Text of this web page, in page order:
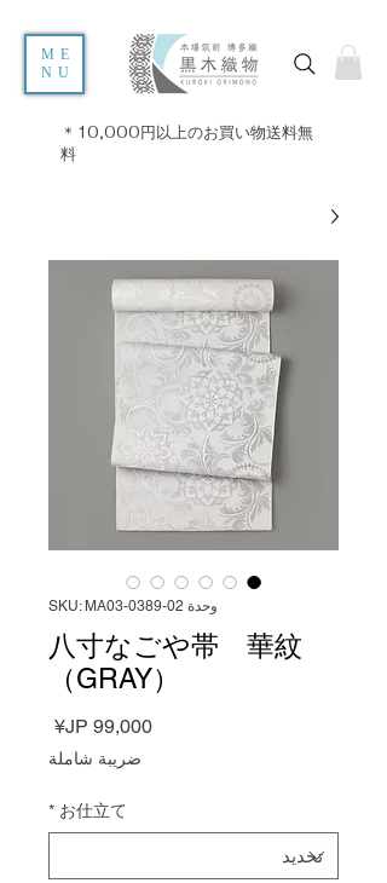
ME
NU
＊10,000円以上のお買い物送料無
料
وحدة SKU: MA03-0389-02
八寸なごや帯 華紋
（GRAY）
السعر
ضريبة شاملة
お仕立て
*